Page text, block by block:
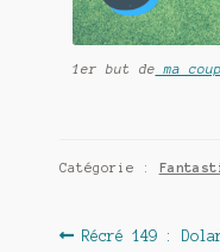
1er but de ma
Catégorie :
Article
Récré 149 :